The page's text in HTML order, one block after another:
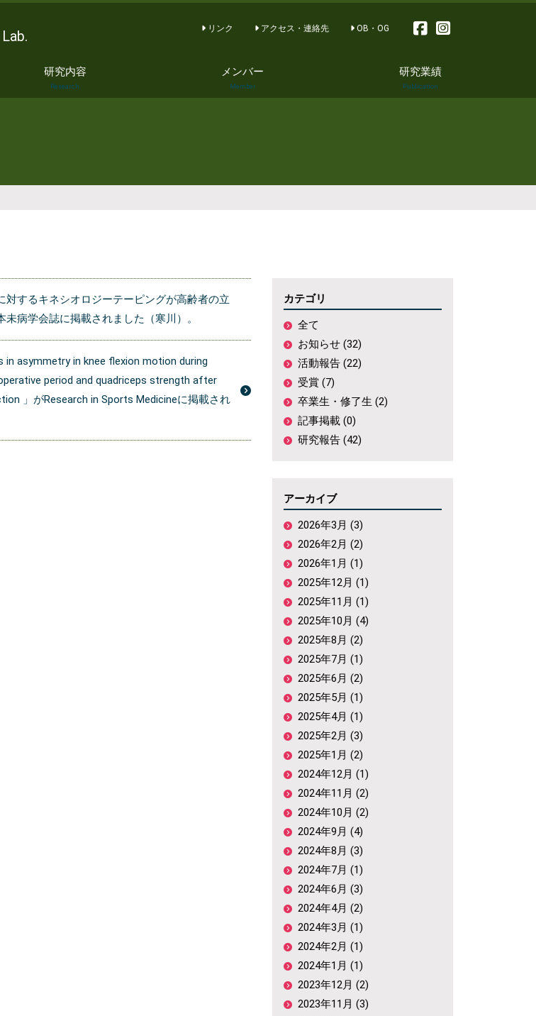
リンク アクセス・連絡先 OB・OG
研究内容
Research
メンバー
Member
研究業績
Publication
Lectures and
対するキネシオロジーテーピングが高齢者の立
病学会誌に掲載されました（寒川）。
asymmetry in knee flexion motion during
period and quadriceps strength after
」がResearch in Sports Medicineに掲載され
カテゴリ
全て
お知らせ (32)
活動報告 (22)
受賞 (7)
卒業生・修了生 (2)
記事掲載 (0)
研究報告 (42)
アーカイブ
2026年3月 (3)
2026年2月 (2)
2026年1月 (1)
2025年12月 (1)
2025年11月 (1)
2025年10月 (4)
2025年8月 (2)
2025年7月 (1)
2025年6月 (2)
2025年5月 (1)
2025年4月 (1)
2025年2月 (3)
2025年1月 (2)
2024年12月 (1)
2024年11月 (2)
2024年10月 (2)
2024年9月 (4)
2024年8月 (3)
2024年7月 (1)
2024年6月 (3)
2024年4月 (2)
2024年3月 (1)
2024年2月 (1)
2024年1月 (1)
2023年12月 (2)
2023年11月 (3)